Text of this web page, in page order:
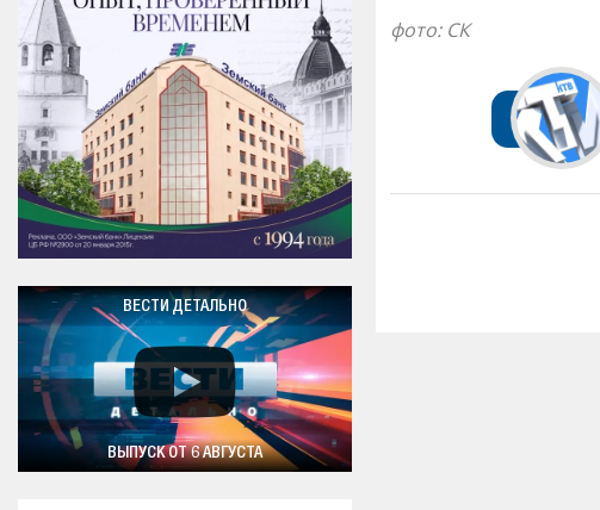
ВЕСТИ ДЕТАЛЬНО
ВЫПУСК ОТ 6 АВГУСТА
фото: СК